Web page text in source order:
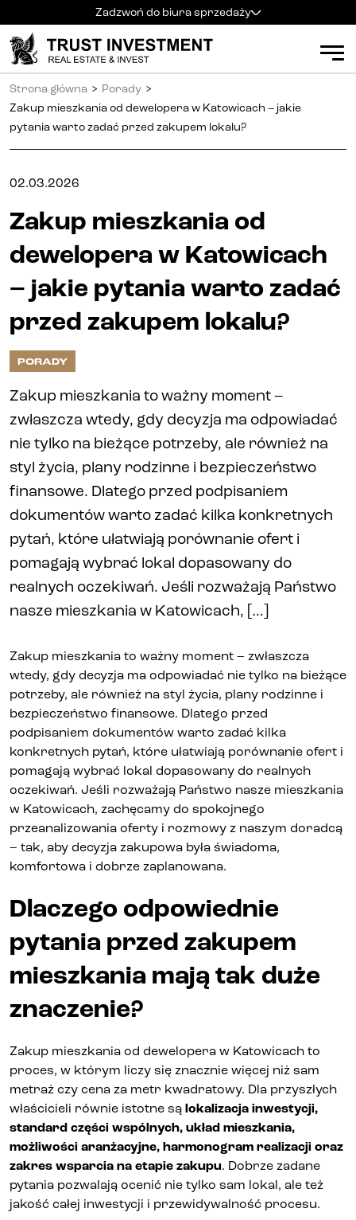
Zadzwoń do biura sprzedaży
Kielce +48 600 900 500
Biuro sprzedaży
Godziny pracy
pn- pt :9:00 - 18:00
+48 600 700 603
Częstochowa +48 791 187 887
Mieszkania
Kielce
Radom
Katowice
Gliwice
Częstochowa
Apartamenty inwestycyjne (PRS)
Biura i lokale
Kielce
Gliwice
Deweloper
Udogodnienia
Kariera
Kontakt
Strona główna > Porady >
Zakup mieszkania od dewelopera w Katowicach – jakie
pytania warto zadać przed zakupem lokalu?
02.03.2026
Zakup mieszkania od
dewelopera w Katowicach
– jakie pytania warto zadać
przed zakupem lokalu?
PORADY
Zakup mieszkania to ważny moment –
zwłaszcza wtedy, gdy decyzja ma odpowiadać
nie tylko na bieżące potrzeby, ale również na
styl życia, plany rodzinne i bezpieczeństwo
finansowe. Dlatego przed podpisaniem
dokumentów warto zadać kilka konkretnych
pytań, które ułatwiają porównanie ofert i
pomagają wybrać lokal dopasowany do
realnych oczekiwań. Jeśli rozważają Państwo
nasze mieszkania w Katowicach, […]
Zakup mieszkania to ważny moment – zwłaszcza
wtedy, gdy decyzja ma odpowiadać nie tylko na bieżące
potrzeby, ale również na styl życia, plany rodzinne i
bezpieczeństwo finansowe. Dlatego przed
podpisaniem dokumentów warto zadać kilka
konkretnych pytań, które ułatwiają porównanie ofert i
pomagają wybrać lokal dopasowany do realnych
oczekiwań. Jeśli rozważają Państwo nasze mieszkania
w Katowicach, zachęcamy do spokojnego
przeanalizowania oferty i rozmowy z naszym doradcą
– tak, aby decyzja zakupowa była świadoma,
komfortowa i dobrze zaplanowana.
Dlaczego odpowiednie
pytania przed zakupem
mieszkania mają tak duże
znaczenie?
Zakup mieszkania od dewelopera w Katowicach to
proces, w którym liczy się znacznie więcej niż sam
metraż czy cena za metr kwadratowy. Dla przyszłych
właścicieli równie istotne są lokalizacja inwestycji,
standard części wspólnych, układ mieszkania,
możliwości aranżacyjne, harmonogram realizacji oraz
zakres wsparcia na etapie zakupu. Dobrze zadane
pytania pozwalają ocenić nie tylko sam lokal, ale też
jakość całej inwestycji i przewidywalność procesu.